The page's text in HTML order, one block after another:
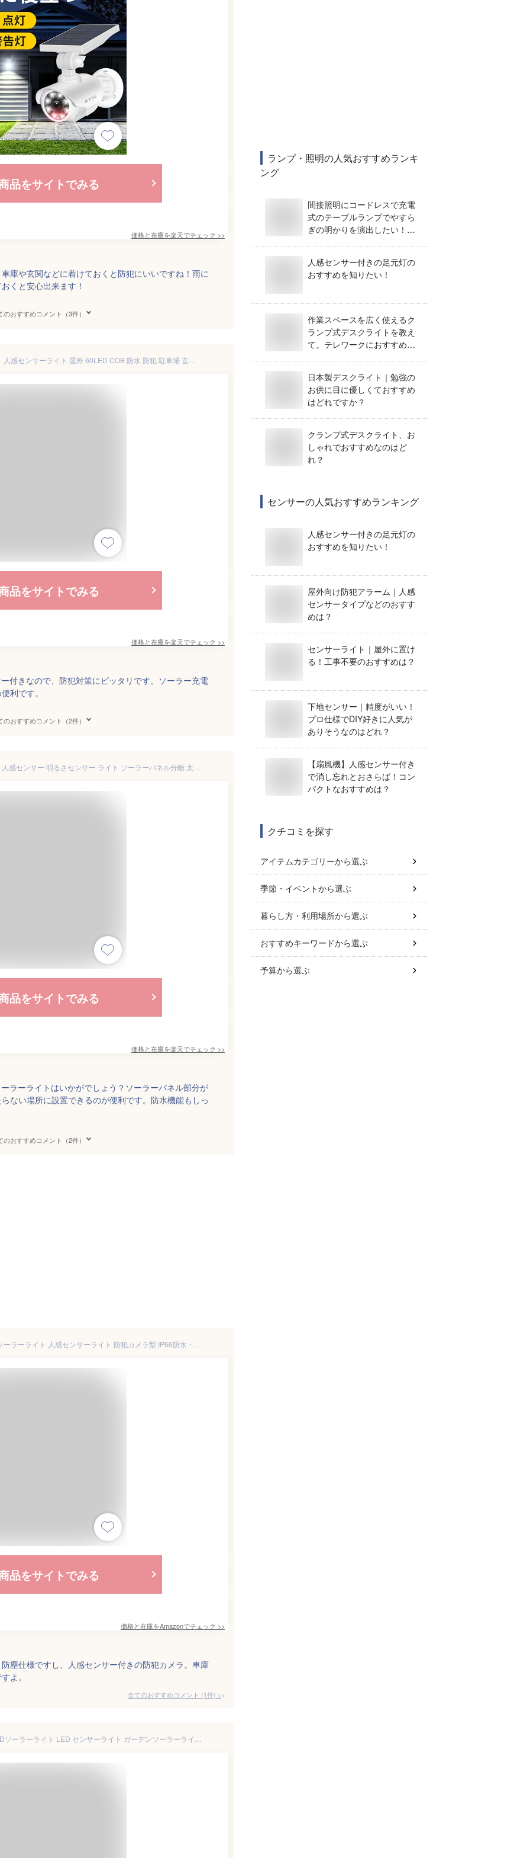
品をサイトでみる
価格と在庫を楽天でチェック >>
庫や玄関などに着けておくと防犯にいいですね！雨に
くと安心出来ます！
のおすすめコメント（3件）
品をサイトでみる
価格と在庫を楽天でチェック >>
付きなので、防犯対策にピッタリです。ソーラー充電
利です。
のおすすめコメント（2件）
品をサイトでみる
価格と在庫を楽天でチェック >>
ラーライトはいかがでしょう？ソーラーパネル部分が
ない場所に設置できるのが便利です。防水機能もしっ
のおすすめコメント（2件）
品をサイトでみる
価格と在庫をAmazonでチェック >>
塵仕様ですし、人感センサー付きの防犯カメラ。車庫
よ。
全てのおすすめコメント (1件) >
ランプ・照明の人気おすすめランキ
ング
間接照明にコードレスで充電
式のテーブルランプでやすら
ぎの明かりを演出したい！お
人感センサー付きの足元灯の
おすすめを知りたい！
作業スペースを広く使えるク
ランプ式デスクライトを教え
て。テレワークにおすすめは
日本製デスクライト｜勉強の
お供に目に優しくておすすめ
はどれですか？
クランプ式デスクライト、お
しゃれでおすすめなのはど
れ？
センサーの人気おすすめランキング
人感センサー付きの足元灯の
おすすめを知りたい！
屋外向け防犯アラーム｜人感
センサータイプなどのおすす
めは？
センサーライト｜屋外に置け
る！工事不要のおすすめは？
下地センサー｜精度がいい！
プロ仕様でDIY好きに人気が
ありそうなのはどれ？
【扇風機】人感センサー付き
で消し忘れとおさらば！コン
パクトなおすすめは？
クチコミを探す
アイテムカテゴリーから選ぶ
季節・イベントから選ぶ
暮らし方・利用場所から選ぶ
おすすめキーワードから選ぶ
予算から選ぶ